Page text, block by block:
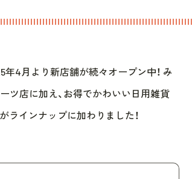
年4月より新店舗が続々オープン中！ み
ツ店に加え、お得でかわいい日用雑貨
ラインナップに加わりました！